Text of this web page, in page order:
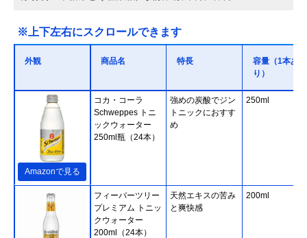
※上下左右にスクロールできます
外観 商品名 特長
容量（1本あた
り）
Amazonで見る
コカ・コーラ
Schweppes トニ
ックウォーター
250ml瓶（24本）
強めの炭酸でジン
トニックにおすす
め
250ml
フィーバーツリー
プレミアム トニッ
クウォーター
200ml（24本）
天然エキスの苦み
と爽快感
200ml